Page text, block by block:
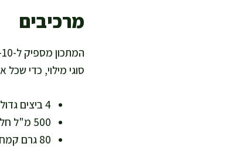
מרכיבים
סוגי מילוי, כדי
4 ביצים גדולות (חלבון מלא ותורם לשובע)
500 מ"ל חלב או משקה שקדים ללא סוכר (לגרסה ללא מוצרי חלב)
80 גרם קמח מצה דק (כ-1 כוס פחות 2 כפות, בסיס כשר לפסח)